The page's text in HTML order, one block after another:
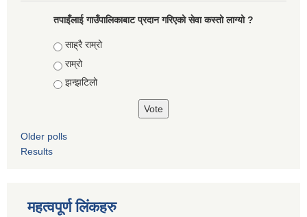
तपाइँलाई गाउँपालिकाबाट प्रदान गरिएको सेवा कस्तो लाग्यो ?
Choices
साह्रै राम्रो
राम्रो
झन्झटिलो
Older polls
Results
महत्वपूर्ण लिंकहरु